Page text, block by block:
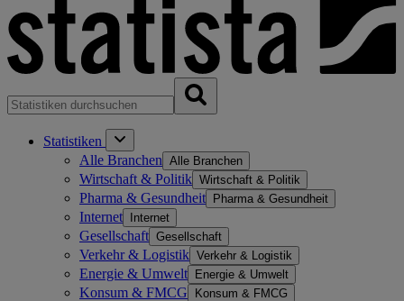
Statistiken
Alle Branchen Alle Branchen
Wirtschaft & Politik Wirtschaft & Politik
Pharma & Gesundheit Pharma & Gesundheit
Internet Internet
Gesellschaft Gesellschaft
Verkehr & Logistik Verkehr & Logistik
Energie & Umwelt Energie & Umwelt
Konsum & FMCG Konsum & FMCG